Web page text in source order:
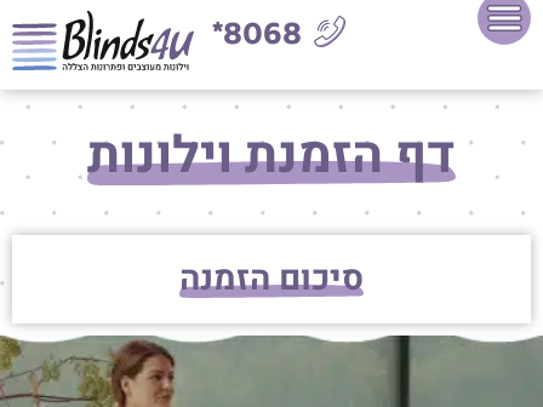
8068*
דף הזמנת וילונות
סיכום הזמנה